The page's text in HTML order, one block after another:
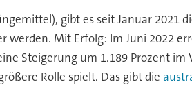
gibt es seit Januar 2021
werden. Mit Erfolg: Im Juni 2022
Steigerung um 1.189 Prozent im
Rolle spielt. Das gibt die